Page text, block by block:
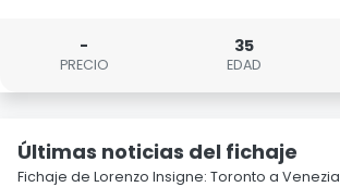
-
PRECIO
35
EDAD
Últimas noticias del fichaje
Fichaje de Lorenzo Insigne: Toronto a Venezia